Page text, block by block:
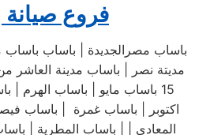
فروع
باساب مصرالجديدة | باساب
مديتة نصر | باساب مدينة العاشر
15 باساب مايو | باساب الهرم |
اكتوبر | باساب غمرة | باساب
المعادي | | باساب المطرية |